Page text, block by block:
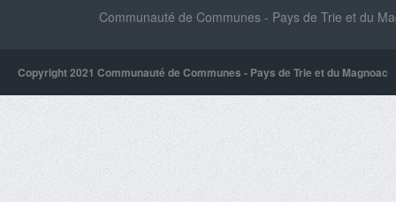
Communauté de Communes - Pays de Trie et du
Copyright 2021 Communauté de Communes - Pays de Trie et du Magnoac